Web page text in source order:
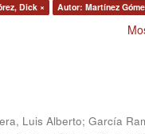
Dick × Autor: Martínez
Luis Alberto; García